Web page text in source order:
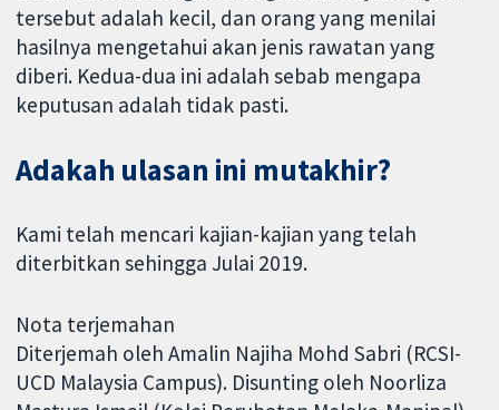
tersebut adalah kecil, dan orang yang menilai
hasilnya mengetahui akan jenis rawatan yang
diberi. Kedua-dua ini adalah sebab mengapa
keputusan adalah tidak pasti.
Adakah ulasan ini mutakhir?
Kami telah mencari kajian-kajian yang telah
diterbitkan sehingga Julai 2019.
Nota terjemahan
Diterjemah oleh Amalin Najiha Mohd Sabri (RCSI-
UCD Malaysia Campus). Disunting oleh Noorliza